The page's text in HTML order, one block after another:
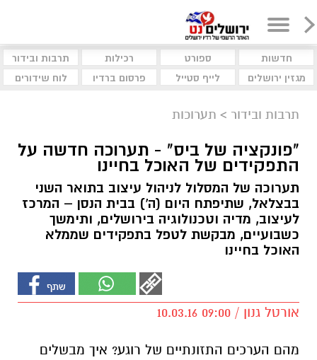
חדשות ספורט רכילות
תרבות ובידור
מגזין ירושלים
לייף סטייל פרסום ברדיו לוח שידורים
תרבות ובידור > תערוכות
"פונקציה של ביס" - תערוכה חדשה על
התפקידים של האוכל בחיינו
תערוכה של המסלול לניהול עיצוב בתואר השני
בבצלאל, שתיפתח היום (ה') בבית הנסן – המרכז
לעיצוב, מדיה וטכנולוגיה בירושלים, ותימשך
כשבועיים, מבקשת לטפל בתפקידים שממלא
האוכל בחיינו
אורטל גנון / 09:00 10.03.16
מהם הערכים התזונתיים של רוגע? איך מבשלים